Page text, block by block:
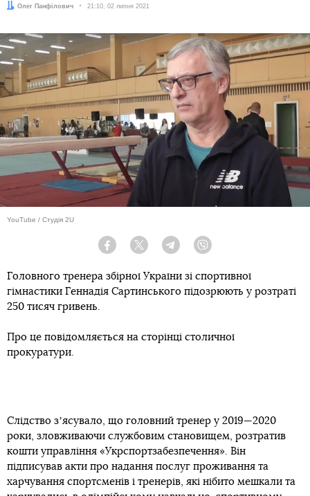
Автор:
Олег Панфілович Дата:
21:10, 02 липня 2021
YouTube / Студія 2U
Facebook Twitter Telegram
Головного тренера збірної України зі спортивної
гімнастики Геннадія Сартинського підозрюють у розтраті
250 тисяч гривень.
Про це повідомляється на сторінці столичної
прокуратури.
Слідство зʼясувало, що головний тренер у 2019—2020
роки, зловживаючи службовим становищем, розтратив
кошти управління «Укрспортзабезпечення». Він
підписував акти про надання послуг проживання та
харчування спортсменів і тренерів, які нібито мешкали та